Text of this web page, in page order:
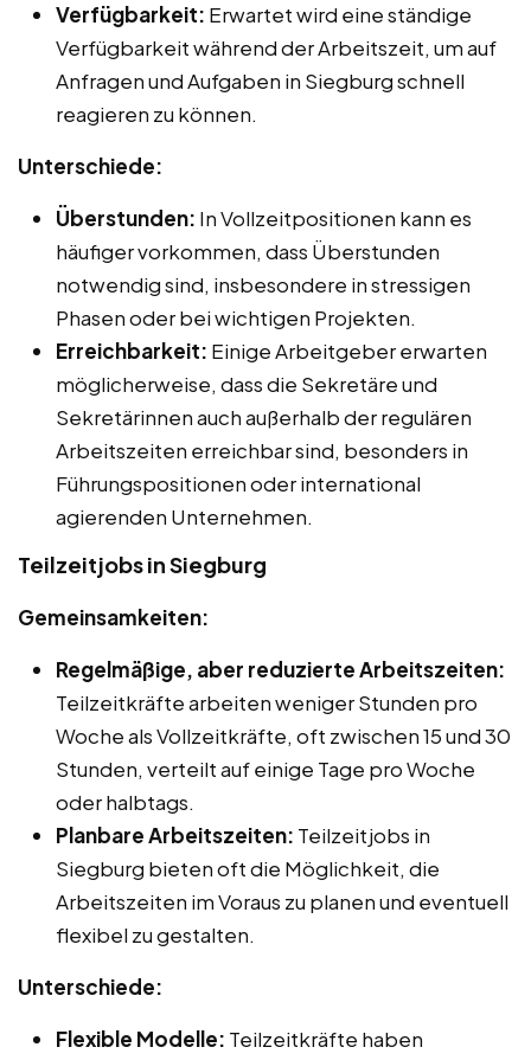
Verfügbarkeit: Erwartet wird eine ständige
Verfügbarkeit während der Arbeitszeit, um auf
Anfragen und Aufgaben in Siegburg schnell
reagieren zu können.
Unterschiede:
Überstunden: In Vollzeitpositionen kann es
häufiger vorkommen, dass Überstunden
notwendig sind, insbesondere in stressigen
Phasen oder bei wichtigen Projekten.
Erreichbarkeit: Einige Arbeitgeber erwarten
möglicherweise, dass die Sekretäre und
Sekretärinnen auch außerhalb der regulären
Arbeitszeiten erreichbar sind, besonders in
Führungspositionen oder international
agierenden Unternehmen.
Teilzeitjobs in Siegburg
Gemeinsamkeiten:
Regelmäßige, aber reduzierte Arbeitszeiten:
Teilzeitkräfte arbeiten weniger Stunden pro
Woche als Vollzeitkräfte, oft zwischen 15 und 30
Stunden, verteilt auf einige Tage pro Woche
oder halbtags.
Planbare Arbeitszeiten: Teilzeitjobs in
Siegburg bieten oft die Möglichkeit, die
Arbeitszeiten im Voraus zu planen und eventuell
flexibel zu gestalten.
Unterschiede:
Flexible Modelle: Teilzeitkräfte haben